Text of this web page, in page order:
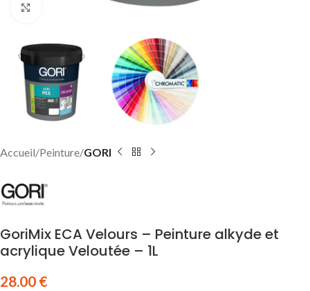
Accueil Peinture GORI
GoriMix ECA Velours – Peinture alkyde et
acrylique Veloutée – 1L
28.00 €